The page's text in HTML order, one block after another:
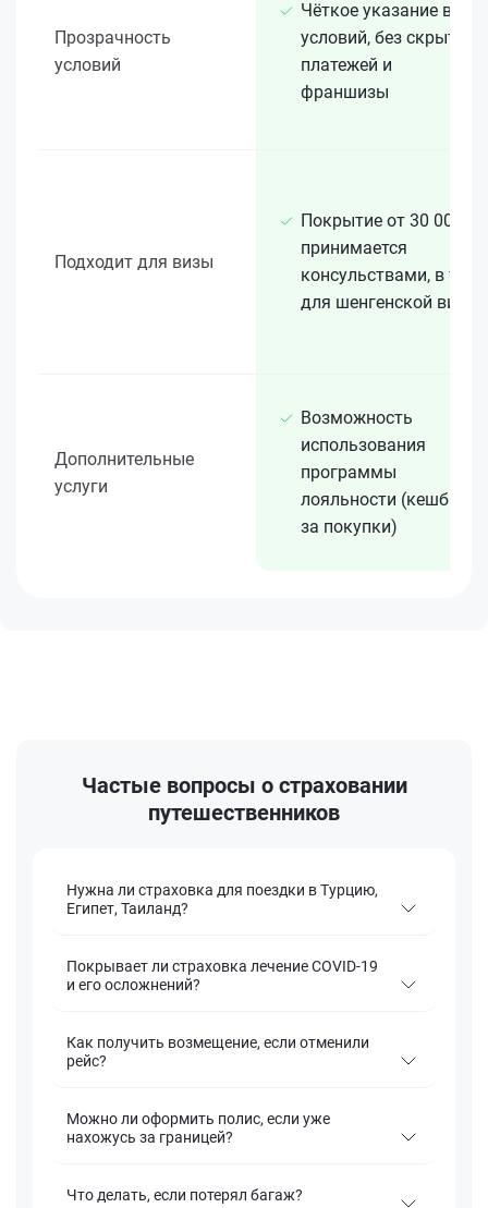
Прозрачность
условий
Чёткое указание всех
условий, без скрытых
платежей и
франшизы
Подходит для визы
Покрытие от 30 000 €
принимается
консульствами, в т. ч.
для шенгенской визы
Дополнительные
услуги
Возможность
использования
программы
лояльности (кешбэк
за покупки)
Частые вопросы о страховании
путешественников
Нужна ли страховка для поездки в Турцию,
Египет, Таиланд?
Покрывает ли страховка лечение COVID-19
и его осложнений?
Как получить возмещение, если отменили
рейс?
Можно ли оформить полис, если уже
нахожусь за границей?
Что делать, если потерял багаж?